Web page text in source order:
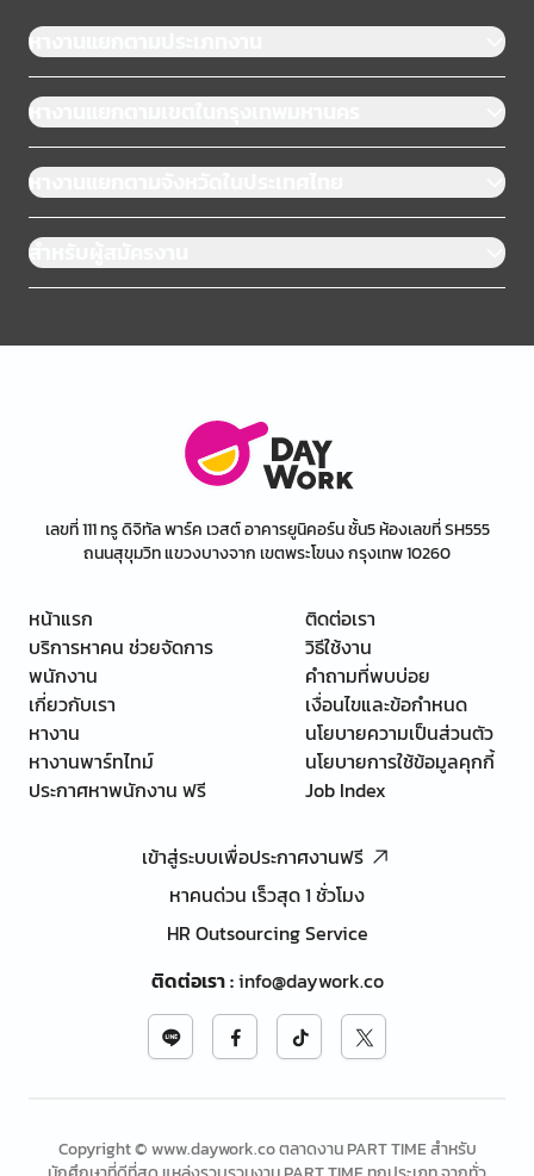
หางานแยกตามประเภทงาน
หางานแยกตามเขตในกรุงเทพมหานคร
หางานแยกตามจังหวัดในประเทศไทย
สำหรับผู้สมัครงาน
เลขที่ 111 ทรู ดิจิทัล พาร์ค เวสต์ อาคารยูนิคอร์น ชั้น5 ห้องเลขที่ SH555
ถนนสุขุมวิท แขวงบางจาก เขตพระโขนง กรุงเทพ 10260
หน้าแรก
บริการหาคน ช่วยจัดการ
พนักงาน
เกี่ยวกับเรา
หางาน
หางานพาร์ทไทม์
ประกาศหาพนักงาน ฟรี
ติดต่อเรา
วิธีใช้งาน
คำถามที่พบบ่อย
เงื่อนไขและข้อกำหนด
นโยบายความเป็นส่วนตัว
นโยบายการใช้ข้อมูลคุกกี้
Job Index
เข้าสู่ระบบเพื่อประกาศงานฟรี
หาคนด่วน เร็วสุด 1 ชั่วโมง
HR Outsourcing Service
ติดต่อเรา:info@daywork.co
Copyright © www.daywork.co ตลาดงาน PART TIME สำหรับ